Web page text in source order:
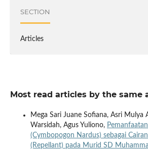
SECTION
Articles
Most read articles by the same
Mega Sari Juane Sofiana, Asri Mulya
Warsidah, Agus Yuliono,
(Cymbopogon Nardus) sebagai
(Repellant) pada Murid SD